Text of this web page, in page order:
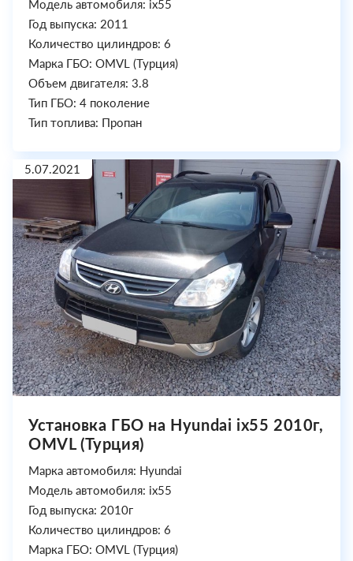
Модель автомобиля: ix55
Год выпуска: 2011
Количество цилиндров: 6
Марка ГБО: OMVL (Турция)
Объем двигателя: 3.8
Тип ГБО: 4 поколение
Тип топлива: Пропан
5.07.2021
Установка ГБО на Hyundai ix55 2010г,
OMVL (Турция)
Марка автомобиля: Hyundai
Модель автомобиля: ix55
Год выпуска: 2010г
Количество цилиндров: 6
Марка ГБО: OMVL (Турция)